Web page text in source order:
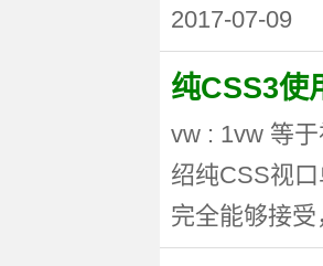
2017-07-09
纯CSS3使
vw : 1vw 等
绍纯CSS视
完全能够接